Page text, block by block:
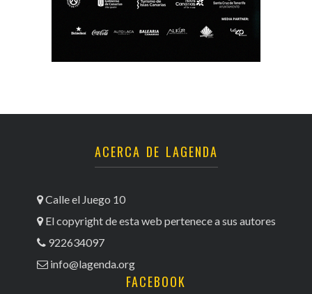
ACERCA DE LAGENDA
Calle el Juego 10
El copyright de esta web pertenece a sus autores
922634097
info@lagenda.org
FACEBOOK